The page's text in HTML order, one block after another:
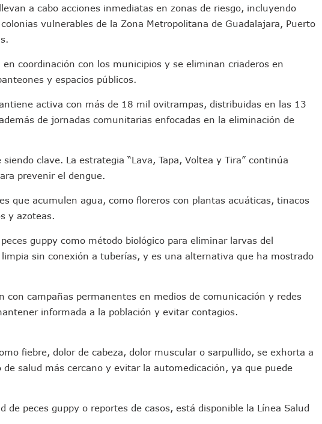
Asistirá A La Final Del Mundial 2026 Entre España Y Argentina
Toneladas De Macroalga En Playa De Guayabitos; Investigan Origen Del Fenómeno
Pedir 100 MDP De Adelanto De Participaciones, ¿para Qué?
De Vallarta Asistirán A Simposio Internacional De Capacitación En Querétaro
A Regidora De Tecate Por Morena Y A Su Esposo En Ataque Armado
Cae En Puerto Vallarta Durante El 2026; Guadalajara Crece
Su Oficina Móvil A Talpa De Allende Para Realizar Trámites Fiscales
Informativas Juan Carlos Castro Fortalece Labores De La 4T
Infraestructura De La UMF No. 170 En Puerto Vallarta
De 30 Puntos En Colonias De Puerto Vallarta
Sedes De Las Jornadas De Adopción De Perros En Puerto Vallarta
Fatal En La Autopista Guadalajara–Tepic Deja Entre 16 Y 18 Occisos
Vivos Los Tres Estudiantes Desaparecidos De Guadalajara
Ante Inglaterra, México Recibe Multa Económica De La FIFA
a cabo acciones inmediatas en zonas de riesgo, incluyendo
vulnerables de la Zona Metropolitana de Guadalajara, Puerto
en coordinación con los municipios y se eliminan criaderos en
y espacios públicos.
activa con más de 18 mil ovitrampas, distribuidas en las 13
de jornadas comunitarias enfocadas en la eliminación de
clave. La estrategia “Lava, Tapa, Voltea y Tira” continúa
prevenir el dengue.
que acumulen agua, como floreros con plantas acuáticas, tinacos
y azoteas.
guppy como método biológico para eliminar larvas del
sin conexión a tuberías, y es una alternativa que ha mostrado
con campañas permanentes en medios de comunicación y redes
informada a la población y evitar contagios.
fiebre, dolor de cabeza, dolor muscular o sarpullido, se exhorta a
salud más cercano y evitar la automedicación, ya que puede
de peces guppy o reportes de casos, está disponible la Línea Salud